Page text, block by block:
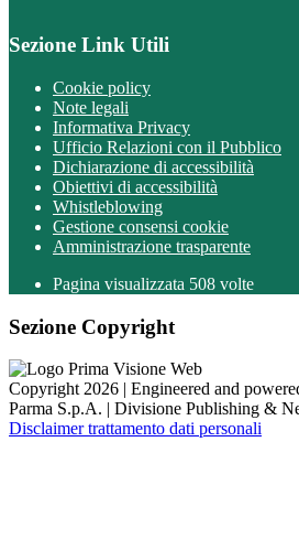
Sezione Link Utili
Cookie policy
Note legali
Informativa Privacy
Ufficio Relazioni con il Pubblico
Dichiarazione di accessibilità
Obiettivi di accessibilità
Whistleblowing
Gestione consensi cookie
Amministrazione trasparente
Pagina visualizzata 508 volte
Sezione Copyright
Copyright 2026 | Engineered and
Parma S.p.A. | Divisione Publishing &
Disclaimer trattamento dati personali